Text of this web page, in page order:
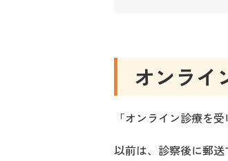
オンライ
「オンライン診療を
以前は、診察後に郵